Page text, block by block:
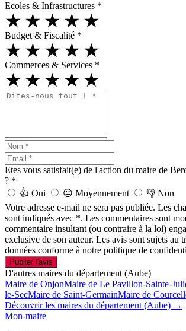
Ecoles & Infrastructures *
★ ★ ★ ★ ★
Budget & Fiscalité *
★ ★ ★ ★ ★
Commerces & Services *
★ ★ ★ ★ ★
Etes vous satisfait(e) de l'action du maire de
? *
👍 Oui 😐 Moyennement 👎 Non
Votre adresse e-mail ne sera pas publiée. Les
sont indiqués avec *. Les commentaires sont
commentaire insultant (ou contraire à la loi)
exclusive de son auteur. Les avis sont sujets au
données conforme à notre politique de
Publier l'avis
D'autres maires du département (Aube)
Maire de OnjonMaire de Le Pavillon-Sainte-
le-SecMaire de Saint-GermainMaire de
Découvrir les maires du département (Aube) →
Mon-maire